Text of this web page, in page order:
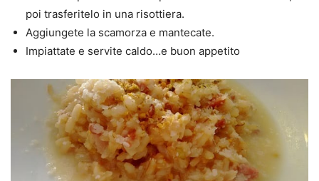
poi trasferitelo in una risottiera.
Aggiungete la scamorza e mantecate.
Impiattate e servite caldo…e buon appetito